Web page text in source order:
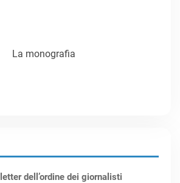
dell’ordine dei giornalisti
La monografia